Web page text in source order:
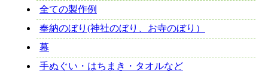
全ての製作例
奉納のぼり(神社のぼり、お寺のぼり）
幕
手ぬぐい・はちまき・タオルなど